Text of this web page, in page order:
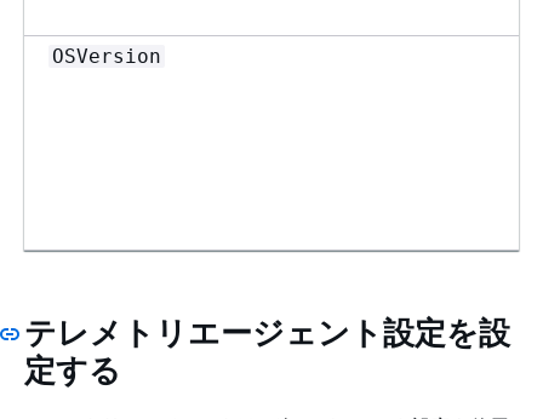
OSVersion
テレメトリエージェント設定を設
定する